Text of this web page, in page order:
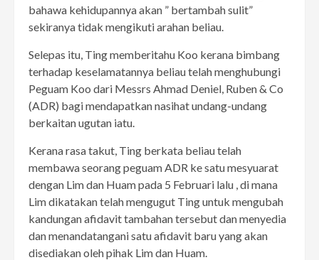
bahawa kehidupannya akan ” bertambah sulit”
sekiranya tidak mengikuti arahan beliau.
Selepas itu, Ting memberitahu Koo kerana bimbang
terhadap keselamatannya beliau telah menghubungi
Peguam Koo dari Messrs Ahmad Deniel, Ruben & Co
(ADR) bagi mendapatkan nasihat undang-undang
berkaitan ugutan iatu.
Kerana rasa takut, Ting berkata beliau telah
membawa seorang peguam ADR ke satu mesyuarat
dengan Lim dan Huam pada 5 Februari lalu , di mana
Lim dikatakan telah mengugut Ting untuk mengubah
kandungan afidavit tambahan tersebut dan menyedia
dan menandatangani satu afidavit baru yang akan
disediakan oleh pihak Lim dan Huam.